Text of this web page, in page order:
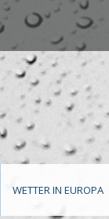
WETTER IN EUROPA